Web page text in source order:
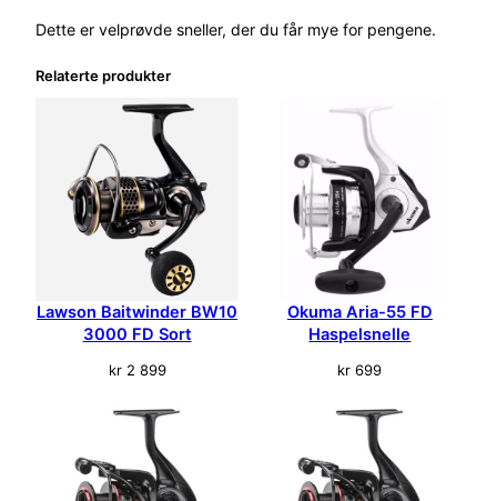
D
n
Dette er velprøvde sneller, der du får mye for pengene.
Relaterte produkter
Lawson Baitwinder BW10
3000 FD Sort
kr2 899
Okuma Aria-55 FD
Haspelsnelle
kr 699